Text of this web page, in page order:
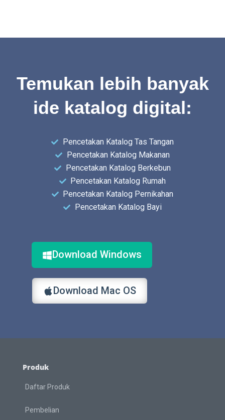
Temukan lebih banyak
ide katalog digital:
Pencetakan Katalog Tas Tangan
Pencetakan Katalog Makanan
Pencetakan Katalog Berkebun
Pencetakan Katalog Rumah
Pencetakan Katalog Pernikahan
Pencetakan Katalog Bayi
Download Windows
Download Mac OS
Produk
Daftar Produk
Pembelian